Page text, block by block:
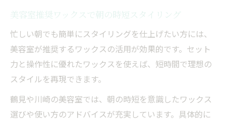
レンジ
美容室で相談できる鶴見のメンズ髪質改善
術
美容室のワックスで簡単メンズヘアセット
体験
美容室メンズ向け鶴見人気のワックススタ
イル
美容室推奨ワックスで朝の時短スタイリング
忙しい朝でも簡単にスタイリングを仕上げたい方には、
美容室が推奨するワックスの活用が効果的です。セット
力と操作性に優れたワックスを使えば、短時間で理想の
スタイルを再現できます。
鶴見や川崎の美容室では、朝の時短を意識したワックス
選びや使い方のアドバイスが充実しています。具体的に